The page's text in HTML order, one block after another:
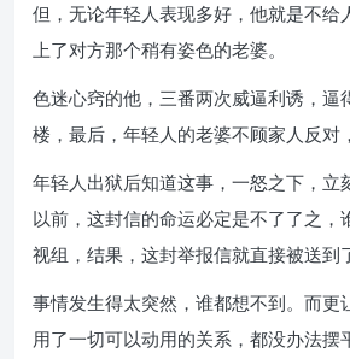
但，无论年轻人表现多好，他就是不给
上了对方那个稍有姿色的老婆。
色迷心窍的他，三番两次威逼利诱，逼
楼，最后，年轻人的老婆不顾家人反对
年轻人出狱后知道这事，一怒之下，立
以前，这封信的命运必定是不了了之，
视组，结果，这封举报信就直接被送到
事情发生得太突然，谁都想不到。而更
用了一切可以动用的关系，都没办法摆